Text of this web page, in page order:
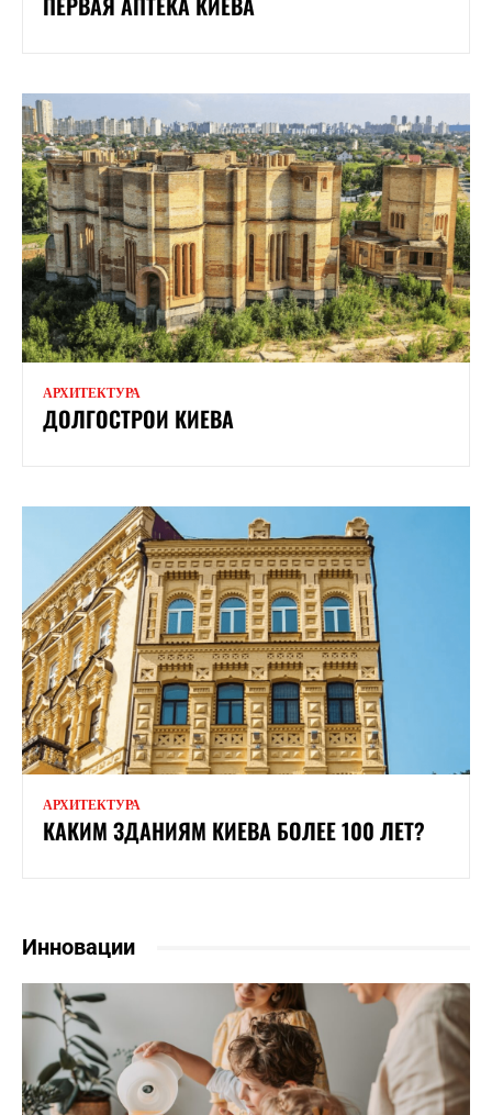
АРХИТЕКТУРА
ДОЛГОСТРОИ КИЕВА
АРХИТЕКТУРА
КАКИМ ЗДАНИЯМ КИЕВА БОЛЕЕ 100 ЛЕТ?
Инновации